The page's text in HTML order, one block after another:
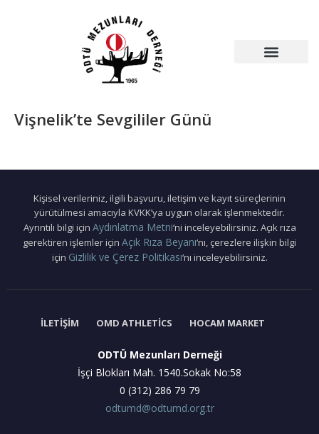
Vişnelik’te Sevgililer Günü
Kişisel verileriniz, ilgili başvuru, iletişim ve kayıt süreçlerinin
yürütülmesi amacıyla KVKK’ya uygun olarak işlenmektedir.
Ayrıntılı bilgi için Aydınlatma Metni‘ni inceleyebilirsiniz. Açık rıza
gerektiren işlemler için Açık Rıza Beyanı‘nı, çerezlere ilişkin bilgi
için Gizlilik ve Çerez Politikası‘nı inceleyebilirsiniz.
İLETIŞIM OMD ATHLETICS HOCAM MARKET
ODTÜ Mezunları Derneği
İşçi Blokları Mah. 1540.Sokak No:58
0 (312) 286 79 79
odtumd@odtumd.org.tr